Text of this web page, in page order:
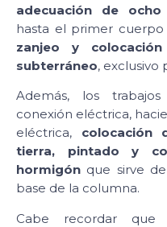
adecuación de
hasta el primer cuerpo
zanjeo y
subterráneo, exclusivo
Además, los
conexión eléctrica,
eléctrica, colocación
tierra, pintado y
hormigón que sirve
base de la columna.
Cabe recordar que